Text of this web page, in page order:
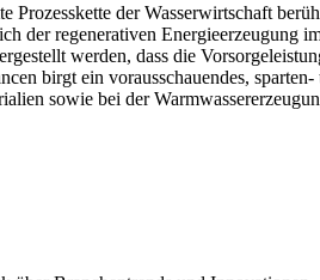
der Wasserwirtschaft
der regenerativen Energieerzeugung
werden, dass die
birgt ein vorausschauendes,
sowie bei der